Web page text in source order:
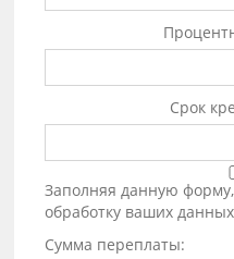
Срок
Заполняя данную
обработку ваших
Сумма переплаты: